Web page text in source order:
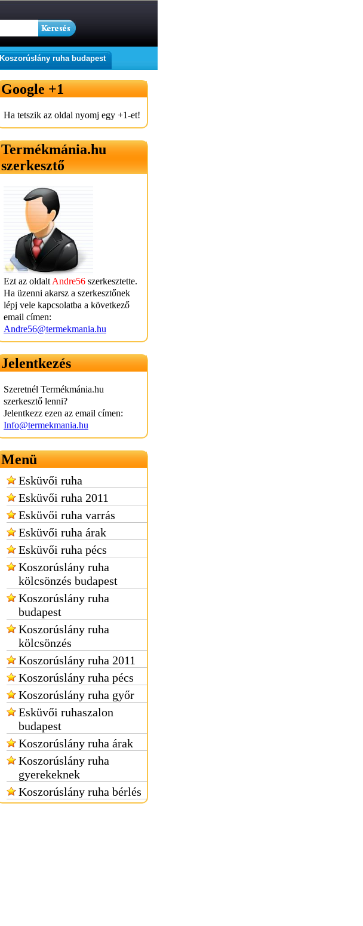
Koszorúslány ruha budapest
Google +1
Ha tetszik az oldal nyomj egy +1-et!
Termékmánia.hu
szerkesztő
Ezt az oldalt Andre56 szerkesztette.
Ha üzenni akarsz a szerkesztőnek
lépj vele kapcsolatba a következő
email címen:
Andre56@termekmania.hu
Jelentkezés
Szeretnél Termékmánia.hu
szerkesztő lenni?
Jelentkezz ezen az email címen:
Info@termekmania.hu
Menü
Esküvői ruha
Esküvői ruha 2011
Esküvői ruha varrás
Esküvői ruha árak
Esküvői ruha pécs
Koszorúslány ruha
kölcsönzés budapest
Koszorúslány ruha
budapest
Koszorúslány ruha
kölcsönzés
Koszorúslány ruha 2011
Koszorúslány ruha pécs
Koszorúslány ruha győr
Esküvői ruhaszalon
budapest
Koszorúslány ruha árak
Koszorúslány ruha
gyerekeknek
Koszorúslány ruha bérlés